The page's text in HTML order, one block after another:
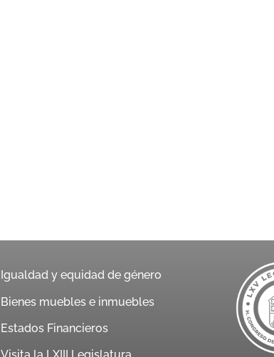
Igualdad y equidad de género
Bienes muebles e inmuebles
Estados Financieros